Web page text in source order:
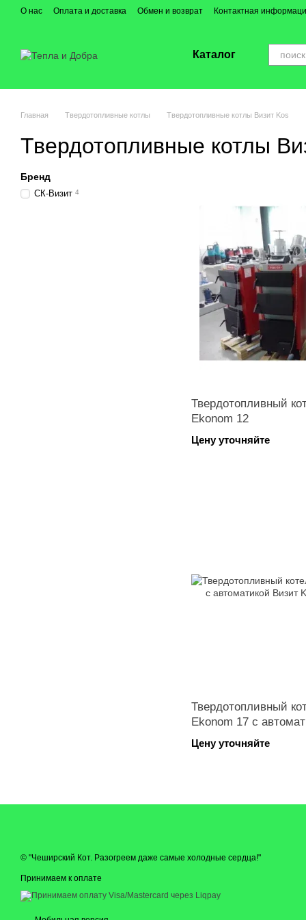
Перейти к основному контенту
О нас Оплата и доставка Обмен и возврат Контактная
Каталог
Главная Твердотопливные котлы Твердотопливные котлы Визит Kos
Твердотопливные котлы
Твердотопливный
Ekonom 12
Цену уточняйте
Твердотопливный
Ekonom 17 с
Цену уточняйте
Бренд
СК-Визит 4
© "Чеширский Кот. Разогреем даже самые холодные сердца!"
Принимаем к оплате